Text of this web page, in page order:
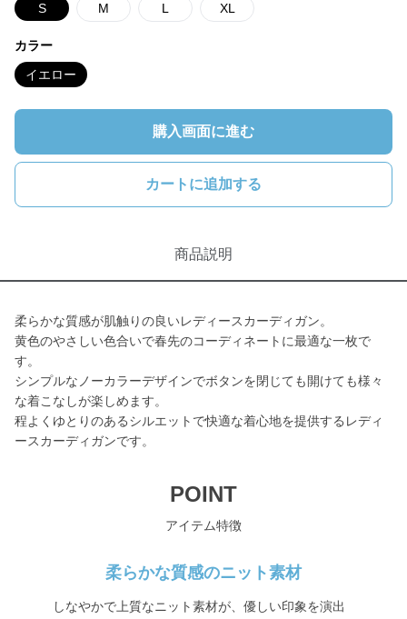
S M L XL
カラー
イエロー
購入画面に進む
カートに追加する
商品説明
柔らかな質感が肌触りの良いレディースカーディガン。
黄色のやさしい色合いで春先のコーディネートに最適な一枚で
す。
シンプルなノーカラーデザインでボタンを閉じても開けても様々
な着こなしが楽しめます。
程よくゆとりのあるシルエットで快適な着心地を提供するレディ
ースカーディガンです。
POINT
アイテム特徴
柔らかな質感のニット素材
しなやかで上質なニット素材が、優しい印象を演出